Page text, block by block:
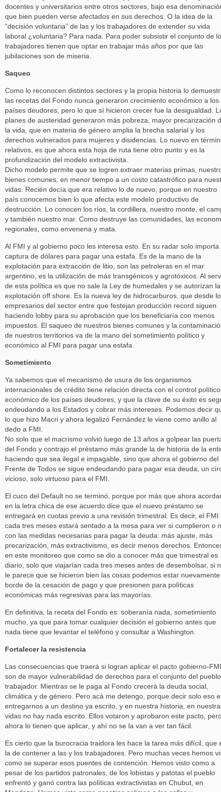
docentes y universitarios entre otros sectores, bajo esa
que bien pueden verse afectados en sus derechos. O la idea de la
“decisión voluntaria” de las y los trabajadores de extender su vida
laboral ¿voluntaria? Para nada. Para poder subsistir el conjunto de
trabajadores tienen que optar en trabajar más años por que las
jubilaciones son de miseria.
Saqueo
Como lo reconocen distintos sectores y la propia historia lo
las recetas del Fondo nunca generaron crecimiento económico a los
países deudores, pero lo que sí hicieron crecer fue la desigualdad.
planes de austeridad generaron más pobreza, mayor precarización
la vida, que en materia de género amplia la brecha salarial y los
derechos vulnerados para mujeres y disidencias. Lo nuevo en
relativos, es que ahora esta hoja de ruta tiene otro punto y es la
profundización del modelo extractivista.
Dicho modelo permite que se logren extraer materias primas,
bienes comunes, en menor tiempo a un costo catastrófico para
vidas. Recién decía que era relativo lo de nuevo, porque en nuestro
país conocemos bien lo que afecta este modelo productivo de
destrucción. Lo conocen los ríos, la cordillera, nuestro monte, el
y también nuestro mar. Como destruye las comunidades, las
regionales, como envenena y mata.
Al FMI y al gobierno poco les interesa esto. En su radar solo importa
captura de dólares para pagar una estafa. Es de la mano de la
explotación para extracción de litio, son las petroleras en el mar
argentino, es la utilización de más transgénicos y agrotóxicos. Al
de esta política es que no sale la Ley de humedales y se autorizan la
explotación off shore. Es la nueva ley de hidrocarburos, que desde
empresarios del sector entre que festejan producción record siguen
haciendo lobby para su aprobación que los beneficiaría con menos
impuestos. El saqueo de nuestros bienes comunes y la
de nuestros territorios va de la mano del sometimiento político y
económico al FMI para pagar una estafa.
Sometimiento
Ya sabemos que el mecanismo de usura de los organismos
internacionales de crédito tiene relación directa con el control
económico de los países deudores, y que la clave de su éxito es
endeudando a los Estados y cobrar más intereses. Podemos decir
lo que hizo Macri y ahora legalizó Fernández le viene como anillo al
dedo a FMI.
No solo que el macrismo volvió luego de 13 años a golpear las
del Fondo y contrajo el préstamo más grande la de historia de la
haciendo que sea ilegal e impagable, sino que ahora el gobierno del
Frente de Todos se sigue endeudando para pagar esa deuda, un
vicioso, solo virtuoso para el FMI.
El cuco del Default no se terminó, porque por más que ahora
en la letra chica de ese acuerdo dice que el nuevo préstamo se
entregará en cuotas previo a una revisión trimestral. Es decir, el FMI
cada tres meses estará sentado a la mesa para ver si cumplieron o
con las medidas necesarias para pagar la deuda: más ajuste, más
precarización, más extractivismo, es decir menos derechos.
en este monitoreo que como se dio a conocer más que trimestral es
diario, solo que viajarían cada tres meses antes de desembolsar, si
le parece que se hicieron bien las cosas podemos estar
borde de la cesación de pago y que presionen para políticas
económicas más regresivas para las mayorías.
En definitiva, la receta del Fondo es: soberanía nada, sometimiento
mucho, ya que para tomar cualquier decisión el gobierno antes que
nada tiene que levantar el teléfono y consultar a Washington.
Fortalecer la resistencia
Las consecuencias que traerá si logran aplicar el pacto gobierno-FMI
son de mayor vulnerabilidad de derechos para el conjunto del pueblo
trabajador. Mientras se le paga al Fondo crecerá la deuda social,
climática y de género. Pero acá me detengo, porque decir solo eso
entregarnos a un destino ya escrito, y en nuestra historia, en
vidas no hay nada escrito. Ellos votaron y aprobaron este pacto,
ahora lo tienen que aplicar, y ahí no se la van a ver tan fácil.
Es cierto que la burocracia traidora les hace la tarea más difícil, que
la de contener a las y los trabajadores. Pero muchas veces hemos
como se superar esos puentes de contención. Hemos visto como a
pesar de los partidos patronales, de los lobistas y patotas el pueblo
enfrentó y ganó contra las políticas extractivistas en Chubut, en